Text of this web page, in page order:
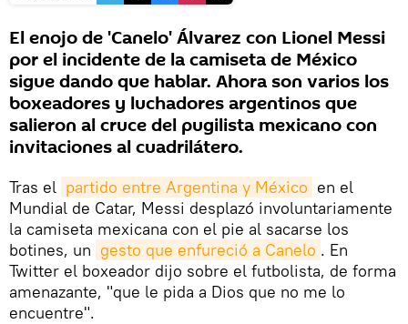
El enojo de 'Canelo' Álvarez con Lionel Messi
por el incidente de la camiseta de México
sigue dando que hablar. Ahora son varios los
boxeadores y luchadores argentinos que
salieron al cruce del pugilista mexicano con
invitaciones al cuadrilátero.
Tras el partido entre Argentina y México en el
Mundial de Catar, Messi desplazó involuntariamente
la camiseta mexicana con el pie al sacarse los
botines, un gesto que enfureció a Canelo . En
Twitter el boxeador dijo sobre el futbolista, de forma
amenazante, "que le pida a Dios que no me lo
encuentre".